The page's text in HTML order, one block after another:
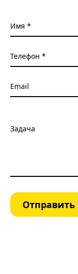
Имя
Телефон
Email
Задача
Отправить